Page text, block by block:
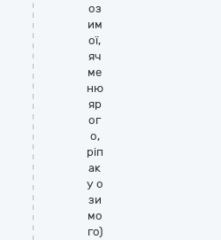
оз
им
ої,
яч
ме
ню
яр
ог
о,
ріп
ак
у о
зи
мо
го)